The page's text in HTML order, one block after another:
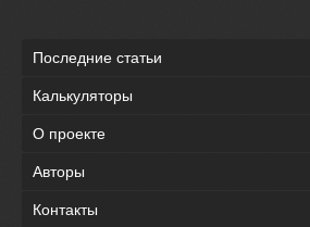
Последние статьи
Калькуляторы
О проекте
Авторы
Контакты